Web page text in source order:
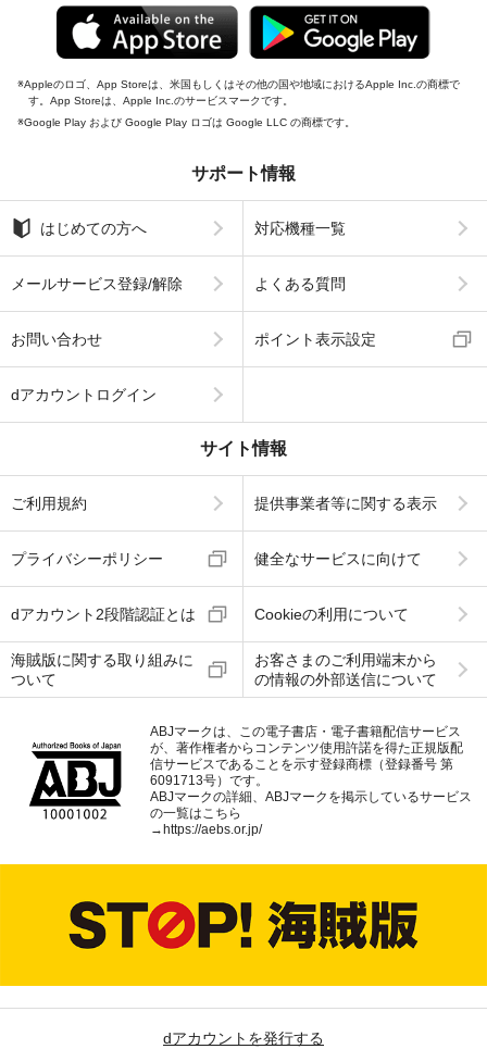
Appleのロゴ、App Storeは、米国もしくはその他の国や地域におけるApple Inc.の商標で
す。App Storeは、Apple Inc.のサービスマークです。
Google Play および Google Play ロゴは Google LLC の商標です。
サポート情報
はじめての方へ 対応機種一覧
メールサービス登録/解除 よくある質問
お問い合わせ ポイント表示設定
dアカウントログイン
サイト情報
ご利用規約 提供事業者等に関する表示
プライバシーポリシー 健全なサービスに向けて
dアカウント2段階認証とは Cookieの利用について
海賊版に関する取り組みに
ついて
お客さまのご利用端末から
の情報の外部送信について
ABJマークは、この電子書店・電子書籍配信サービス
が、著作権者からコンテンツ使用許諾を得た正規版配
信サービスであることを示す登録商標（登録番号 第
6091713号）です。
ABJマークの詳細、ABJマークを掲示しているサービス
の一覧はこちら
→ https://aebs.or.jp/
dアカウントを発行する